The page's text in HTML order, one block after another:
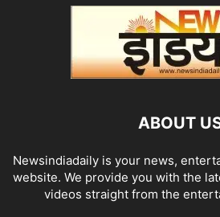
ABOUT
Newsindiadaily is your news,
website. We provide you with the
videos straight from the